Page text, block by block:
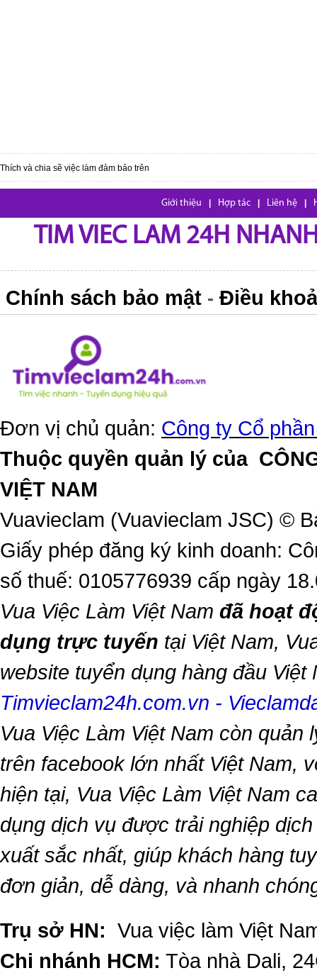
Thích và chia sẽ việc làm đảm bảo trên
Giới thiệu Hợp tác Liên hệ
TIM VIEC LAM 24H
Chính sách bảo mật - Điều
Đơn vị chủ quản: Công ty Cổ
Thuộc quyền quản lý của
VIỆT NAM
Vuavieclam (Vuavieclam JSC) ©
Giấy phép đăng ký kinh doanh:
số thuế: 0105776939 cấp ngày
Vua Việc Làm Việt Nam đã hoạt
dụng trực tuyến tại Việt Nam,
website tuyển dụng hàng đầu
Timvieclam24h.com.vn -
Vua Việc Làm Việt Nam còn quản
trên facebook lớn nhất Việt Nam,
hiện tại, Vua Việc Làm Việt Nam
dụng dịch vụ được trải nghiệp
xuất sắc nhất, giúp khách hàng
đơn giản, dễ dàng, và nhanh
Trụ sở HN: Vua việc làm Việt
Chi nhánh HCM: Tòa nhà Dali,